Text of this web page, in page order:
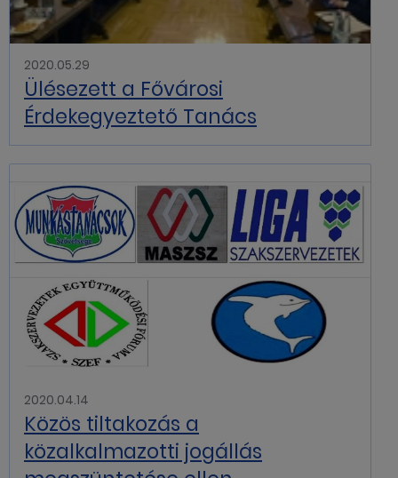
2020.05.29
Ülésezett a Fővárosi
Érdekegyeztető Tanács
2020.04.14
Közös tiltakozás a
közalkalmazotti jogállás